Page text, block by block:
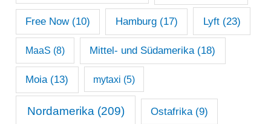
Free Now(10) Hamburg(17) Lyft(23)
MaaS (8) Mittel- und Südamerika(18)
Moia(13) mytaxi (5)
Nordamerika (209) Ostafrika (9)